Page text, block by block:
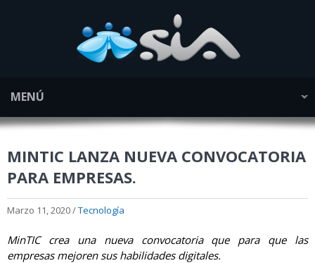
MENÚ
MINTIC LANZA NUEVA CONVOCATORIA
PARA EMPRESAS.
Marzo 11, 2020 /Tecnología
MinTIC crea una nueva convocatoria que para que las
empresas mejoren sus habilidades digitales.